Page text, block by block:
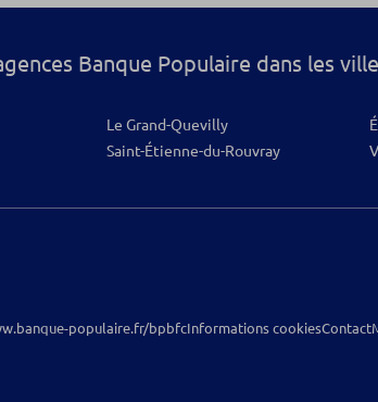
Banque Populaire dans les
Le Grand-Quevilly
Saint-Étienne-du-Rouvray
populaire.fr/bpbfcInformations cookiesContact